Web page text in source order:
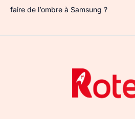
faire de l’ombre à Samsung ?